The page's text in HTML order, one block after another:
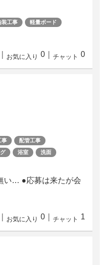
装工事
軽量ボード
お気に入り 0 チャット 0
事
配管工事
浴室
洗面
い… ●応募は来たが会
お気に入り 0 チャット 1